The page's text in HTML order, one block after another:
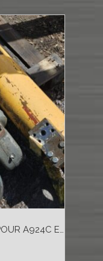
CYLINDRE DE FLÈCHE(STICK)POUR A924C ET LH30 #9626298REBÂTI